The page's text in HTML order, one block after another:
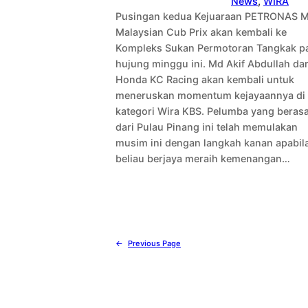
Pusingan kedua Kejuaraan PETRONAS
Malaysian Cub Prix akan kembali ke
Kompleks Sukan Permotoran Tangkak
hujung minggu ini. Md Akif Abdullah
Honda KC Racing akan kembali untuk
meneruskan momentum kejayaannya di
kategori Wira KBS. Pelumba yang
dari Pulau Pinang ini telah memulakan
musim ini dengan langkah kanan
beliau berjaya meraih kemenangan…
← Previous Page